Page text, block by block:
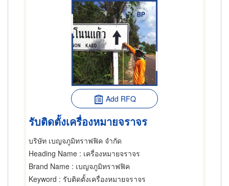
Add RFQ
รับติดตั้งเครื่องหมายจราจร
บริษัท เบญจภูมิทราฟฟิค จำกัด
Heading Name : เครื่องหมายจราจร
Brand Name : เบญจภูมิทราฟฟิค
Keyword : รับติดตั้งเครื่องหมายจราจร